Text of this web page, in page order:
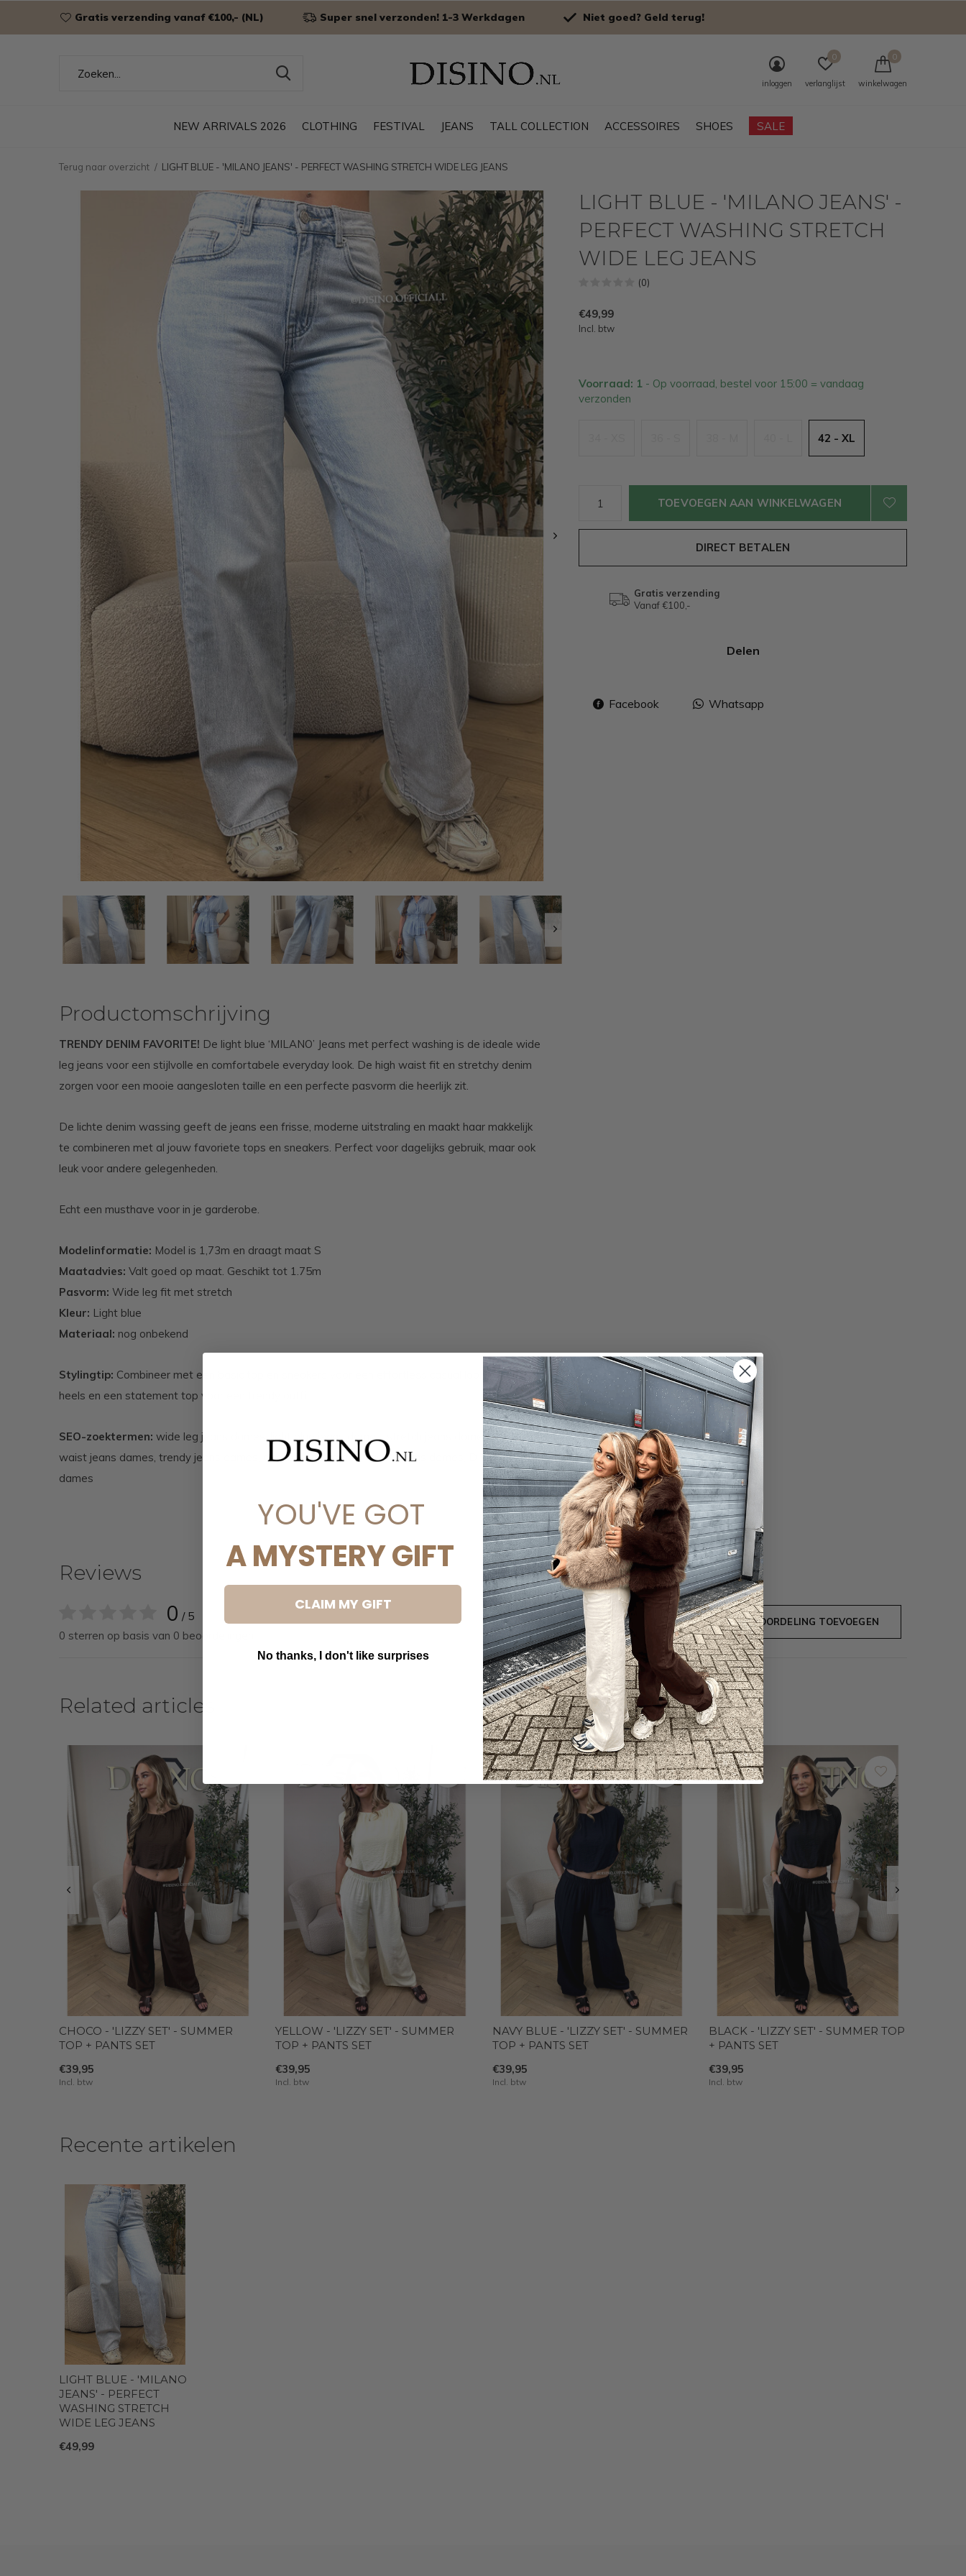
NEW ARRIVALS 2026 CLOTHING FESTIVAL JEANS TALL COLLECTION ACCESSOIRES SHOES SALE
inloggen verlanglijst
0
winkelwagen
0
Gratis verzending vanaf €100,- (NL) Super snel verzonden! 1-3 Werkdagen Niet goed? Geld terug!
Terug naar overzicht LIGHT BLUE - 'MILANO JEANS' - PERFECT WASHING STRETCH WIDE LEG JEANS
LIGHT BLUE - 'MILANO JEANS' -
PERFECT WASHING STRETCH
WIDE LEG JEANS
(0)
€49,99
Incl. btw
Voorraad: 1 - Op voorraad, bestel voor 15:00 = vandaag
verzonden
42 - XL
TOEVOEGEN AAN WINKELWAGEN
DIRECT BETALEN
Gratis verzending
Vanaf €100,-
Delen
Facebook Whatsapp
Productomschrijving
TRENDY DENIM FAVORITE! De light blue ‘MILANO’ Jeans met perfect washing is de ideale wide
leg jeans voor een stijlvolle en comfortabele everyday look. De high waist fit en stretchy denim
zorgen voor een mooie aangesloten taille en een perfecte pasvorm die heerlijk zit.
De lichte denim wassing geeft de jeans een frisse, moderne uitstraling en maakt haar makkelijk
te combineren met al jouw favoriete tops en sneakers. Perfect voor dagelijks gebruik, maar ook
leuk voor andere gelegenheden.
Echt een musthave voor in je garderobe.
Modelinformatie: Model is 1,73m en draagt maat S
Maatadvies: Valt goed op maat. Geschikt tot 1.75m
Pasvorm: Wide leg fit met stretch
Kleur: Light blue
Materiaal: nog onbekend
Stylingtip: Combineer met een basic top en sneakers voor een effortless casual look, of met
heels en een statement top voor een trendy outfit.
SEO-zoektermen: wide leg jeans dames, light blue jeans dames, stretch jeans dames, high
waist jeans dames, trendy jeans dames, denim jeans dames, casual jeans dames, DISINO jeans
dames
Reviews
0 / 5
0 sterren op basis van 0 beoordelingen
JE BEOORDELING TOEVOEGEN
Related articles
CHOCO - 'LIZZY SET' - SUMMER
TOP + PANTS SET
€39,95
Incl. btw
YELLOW - 'LIZZY SET' - SUMMER
TOP + PANTS SET
€39,95
Incl. btw
NAVY BLUE - 'LIZZY SET' - SUMMER
TOP + PANTS SET
€39,95
Incl. btw
BLACK - 'LIZZY SET' - SUMMER TOP
+ PANTS SET
€39,95
Incl. btw
Recente artikelen
LIGHT BLUE - 'MILANO
JEANS' - PERFECT
WASHING STRETCH
WIDE LEG JEANS
€49,99
YOU'VE GOT
A MYSTERY GIFT
CLAIM MY GIFT
No thanks, I don't like surprises